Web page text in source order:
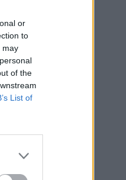
or
to
may
of the
List of